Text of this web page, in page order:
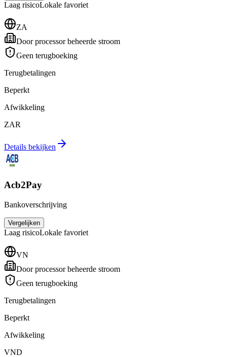
Laag risicoLokale favoriet
ZA
Door processor beheerde stroom
Geen terugboeking
Terugbetalingen
Beperkt
Afwikkeling
ZAR
Details bekijken
Acb2Pay
Bankoverschrijving
Vergelijken
Laag risicoLokale favoriet
VN
Door processor beheerde stroom
Geen terugboeking
Terugbetalingen
Beperkt
Afwikkeling
VND